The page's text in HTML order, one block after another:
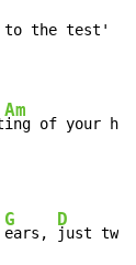
to the test'
Am
ing of your
G
ears,
D
just two